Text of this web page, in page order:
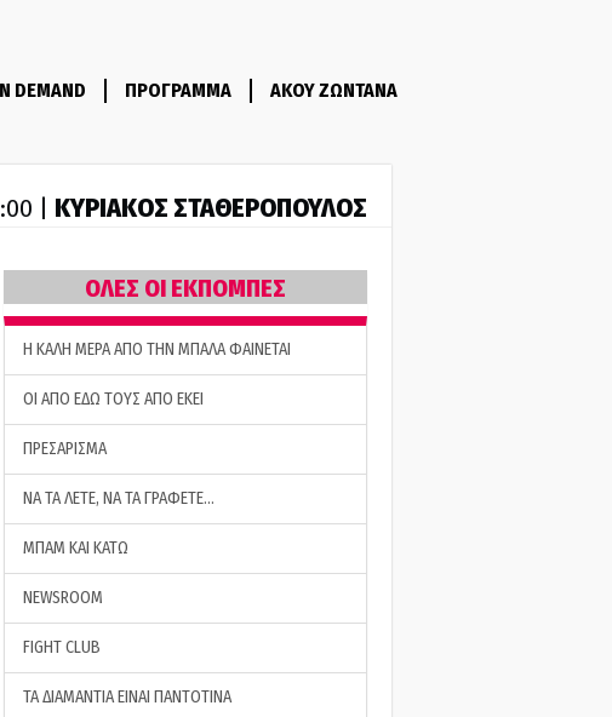
DEMAND ΠΡΟΓΡΑΜΜΑ ΑΚΟΥ ΖΩΝΤΑΝΑ
| ΚΥΡΙΑΚΟΣ ΣΤΑΘΕΡΟΠΟΥΛΟΣ
ΟΛΕΣ ΟΙ ΕΚΠΟΜΠΕΣ
H ΚΑΛΗ ΜΕΡΑ ΑΠΟ ΤΗΝ ΜΠΑΛΑ ΦΑΙΝΕΤΑΙ
ΟΙ ΑΠΟ ΕΔΩ ΤΟΥΣ ΑΠΟ ΕΚΕΙ
ΠΡΕΣΑΡΙΣΜΑ
ΝΑ ΤΑ ΛΕΤΕ, ΝΑ ΤΑ ΓΡΑΦΕΤΕ…
ΜΠΑΜ ΚΑΙ ΚΑΤΩ
NEWSROOM
FIGHT CLUB
ΤΑ ΔΙΑΜΑΝΤΙΑ ΕΙΝΑΙ ΠΑΝΤΟΤΙΝΑ